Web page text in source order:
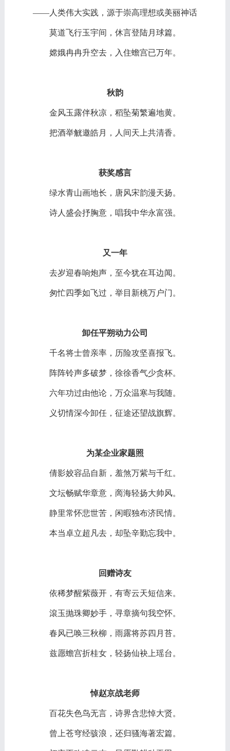
——人类伟大实践，源于崇高理想或美丽神话
莫道飞行玉宇间，休言登陆月球篇。
嫦娥冉冉升空去，入住蟾宫已万年。
秋韵
金风玉露伴秋凉，稻坠菊繁遍地黄。
把酒举觥邀皓月，人间天上共清香。
获奖感言
绿水青山画地长，唐风宋韵漫天扬。
诗人盛会抒胸意，唱我中华永富强。
又一年
去岁迎春响炮声，至今犹在耳边闻。
匆忙四季如飞过，举目新桃万户门。
卸任平朔动力公司
千名将士曾亲率，历险攻坚喜报飞。
阵阵铃声多破梦，徐徐香气少贪杯。
六年功过由他论，万众温寒与我随。
义切情深今卸任，征途还望战旗辉。
为某企业家题照
倩影姣容品自新，羞煞万紫与千红。
文坛畅赋华章意，啇海轻扬大帅风。
静里常怀悲世苦，闲暇独布济民情。
本当卓立超凡去，却坠辛勤忘我中。
回赠诗友
依稀梦醒紫薇开，有寄云天短信来。
滾玉抛珠卿妙手，寻章摘句我空怀。
春风已唤三秋柳，雨露将苏四月苔。
兹愿蟾宫折桂女，轻扬仙袂上瑶台。
悼赵京战老师
百花失色鸟无言，诗界含悲悼大贤。
曾上苍穹经骇浪，还归骚海著宏篇。